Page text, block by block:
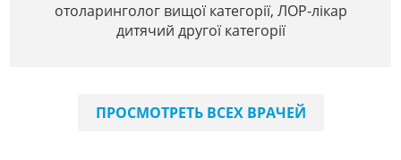
отоларинголог вищої категорії, ЛОР-лікар
дитячий другої категорії
ПРОСМОТРЕТЬ ВСЕХ ВРАЧЕЙ